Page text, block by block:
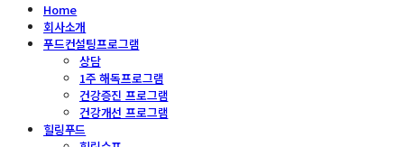
Home
회사소개
푸드컨설팅프로그램
상담
1주 해독프로그램
건강증진 프로그램
건강개선 프로그램
힐링푸드